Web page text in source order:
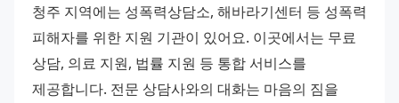
청주 지역에는 성폭력상담소, 해바라기센터 등 성폭력
피해자를 위한 지원 기관이 있어요. 이곳에서는 무료
상담, 의료 지원, 법률 지원 등 통합 서비스를
제공합니다. 전문 상담사와의 대화는 마음의 짐을